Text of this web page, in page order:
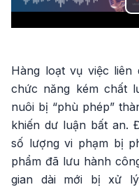
Hàng loạt vụ việc liên
chức năng kém chất
nuôi bị “phù phép”
khiến dư luận bất an.
số lượng vi phạm bị
phẩm đã lưu hành
gian dài mới bị xử